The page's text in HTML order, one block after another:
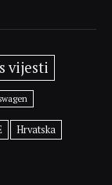
vijesti
Hrvatska